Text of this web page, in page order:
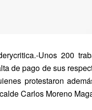
Unos 200
de pago de sus
protestaron
Carlos Moreno